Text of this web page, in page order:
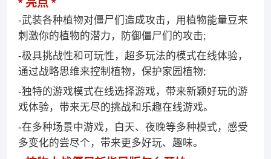
亮点
-武装各种植物对僵尸们造成攻击，用植物能量豆来
刺激你的植物的潜力，防御僵尸们的攻击;
-极具挑战性和可玩性，超多玩法的模式在线体验，
通过战略思维来控制植物，保护家园植物;
-独特的游戏模式在线选择游戏，带来新颖好玩的游
戏体验，带来无尽的挑战和乐趣在线游戏。
-在多种场景中游戏，白天、夜晚等多种模式，感受
多变化的尝尽个，带来更多好玩、趣味。